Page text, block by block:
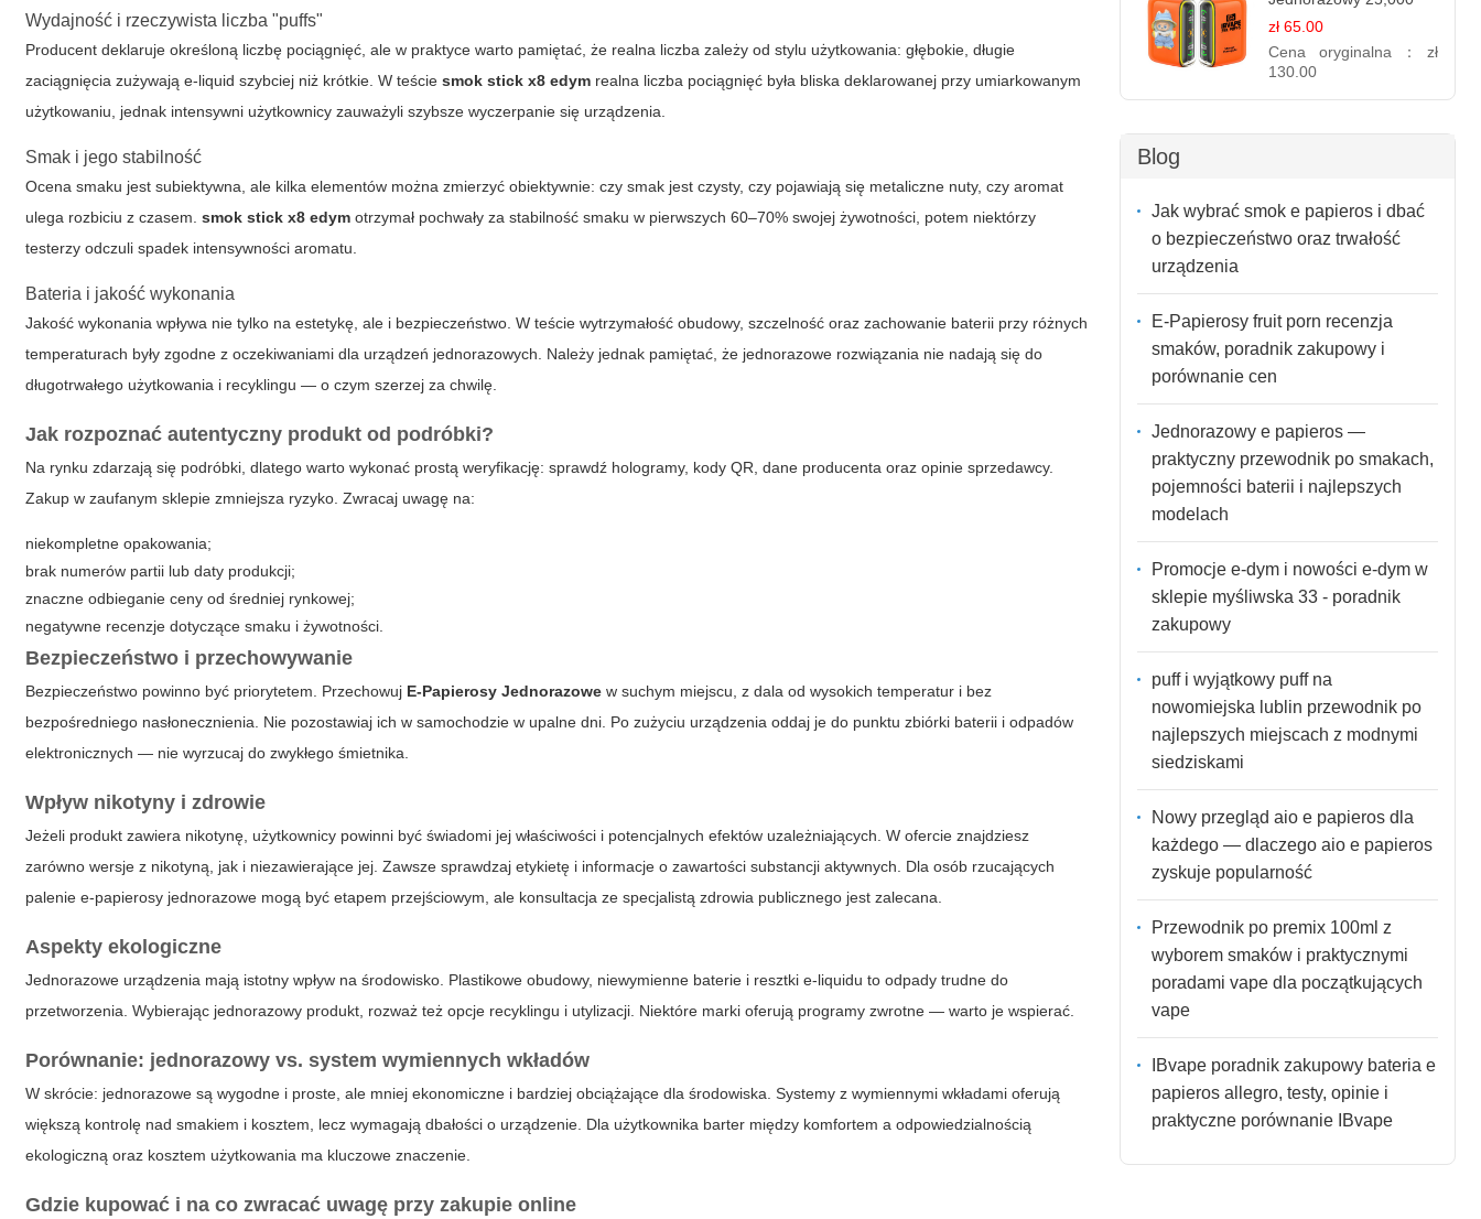
Wydajność i rzeczywista liczba "puffs"
Producent deklaruje określoną liczbę pociągnięć, ale w praktyce warto pamiętać, że realna liczba zależy od stylu użytkowania: głębokie, długie
zaciągnięcia zużywają e-liquid szybciej niż krótkie. W teściesmok stick x8 edym realna liczba pociągnięć była bliska deklarowanej przy umiarkowanym
użytkowaniu, jednak intensywni użytkownicy zauważyli szybsze wyczerpanie się urządzenia.
Smak i jego stabilność
Ocena smaku jest subiektywna, ale kilka elementów można zmierzyć obiektywnie: czy smak jest czysty, czy pojawiają się metaliczne nuty, czy aromat
ulega rozbiciu z czasem.smok stick x8 edym otrzymał pochwały za stabilność smaku w pierwszych 60–70% swojej żywotności, potem niektórzy
testerzy odczuli spadek intensywności aromatu.
Bateria i jakość wykonania
Jakość wykonania wpływa nie tylko na estetykę, ale i bezpieczeństwo. W teście wytrzymałość obudowy, szczelność oraz zachowanie baterii przy różnych
temperaturach były zgodne z oczekiwaniami dla urządzeń jednorazowych. Należy jednak pamiętać, że jednorazowe rozwiązania nie nadają się do
długotrwałego użytkowania i recyklingu — o czym szerzej za chwilę.
Jak rozpoznać autentyczny produkt od podróbki?
Na rynku zdarzają się podróbki, dlatego warto wykonać prostą weryfikację: sprawdź hologramy, kody QR, dane producenta oraz opinie sprzedawcy.
Zakup w zaufanym sklepie zmniejsza ryzyko. Zwracaj uwagę na:
niekompletne opakowania;
brak numerów partii lub daty produkcji;
znaczne odbieganie ceny od średniej rynkowej;
negatywne recenzje dotyczące smaku i żywotności.
Bezpieczeństwo i przechowywanie
Bezpieczeństwo powinno być priorytetem. Przechowuj E-Papierosy Jednorazowe w suchym miejscu, z dala od wysokich temperatur i bez
bezpośredniego nasłonecznienia. Nie pozostawiaj ich w samochodzie w upalne dni. Po zużyciu urządzenia oddaj je do punktu zbiórki baterii i odpadów
elektronicznych — nie wyrzucaj do zwykłego śmietnika.
Wpływ nikotyny i zdrowie
Jeżeli produkt zawiera nikotynę, użytkownicy powinni być świadomi jej właściwości i potencjalnych efektów uzależniających. W ofercie znajdziesz
zarówno wersje z nikotyną, jak i niezawierające jej. Zawsze sprawdzaj etykietę i informacje o zawartości substancji aktywnych. Dla osób rzucających
palenie e-papierosy jednorazowe mogą być etapem przejściowym, ale konsultacja ze specjalistą zdrowia publicznego jest zalecana.
Aspekty ekologiczne
Jednorazowe urządzenia mają istotny wpływ na środowisko. Plastikowe obudowy, niewymienne baterie i resztki e-liquidu to odpady trudne do
przetworzenia. Wybierając jednorazowy produkt, rozważ też opcje recyklingu i utylizacji. Niektóre marki oferują programy zwrotne — warto je wspierać.
Porównanie: jednorazowy vs. system wymiennych wkładów
W skrócie: jednorazowe są wygodne i proste, ale mniej ekonomiczne i bardziej obciążające dla środowiska. Systemy z wymiennymi wkładami oferują
większą kontrolę nad smakiem i kosztem, lecz wymagają dbałości o urządzenie. Dla użytkownika barter między komfortem a odpowiedzialnością
ekologiczną oraz kosztem użytkowania ma kluczowe znaczenie.
Gdzie kupować i na co zwracać uwagę przy zakupie online
Puff - Mango Ananas |
Tropikalny Smak
zł 65.00
Cena oryginalna： zł
130.00
Blog
Jak wybrać smok e papieros i dbać
o bezpieczeństwo oraz trwałość
urządzenia
E-Papierosy fruit porn recenzja
smaków, poradnik zakupowy i
porównanie cen
Jednorazowy e papieros —
praktyczny przewodnik po smakach,
pojemności baterii i najlepszych
modelach
Promocje e-dym i nowości e-dym w
sklepie myśliwska 33 - poradnik
zakupowy
puff i wyjątkowy puff na
nowomiejska lublin przewodnik po
najlepszych miejscach z modnymi
siedziskami
Nowy przegląd aio e papieros dla
każdego — dlaczego aio e papieros
zyskuje popularność
Przewodnik po premix 100ml z
wyborem smaków i praktycznymi
poradami vape dla początkujących
vape
IBvape poradnik zakupowy bateria e
papieros allegro, testy, opinie i
praktyczne porównanie IBvape